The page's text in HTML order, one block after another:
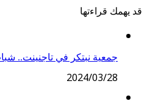
قد يهمك قراءتها
جمعية نبتكر في تاجنينت..
2024/03/28